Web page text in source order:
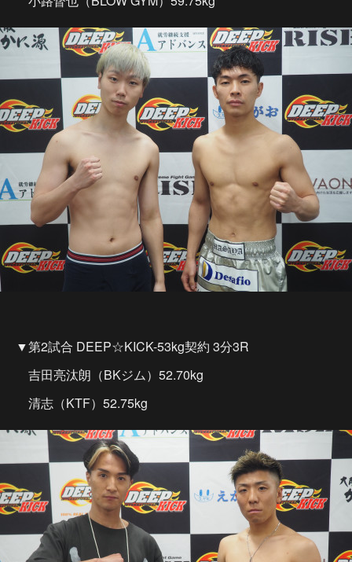
▼第2試合 DEEP☆KICK-53kg契約 3分3R
吉田亮汰朗（BKジム）52.70kg
清志（KTF）52.75kg